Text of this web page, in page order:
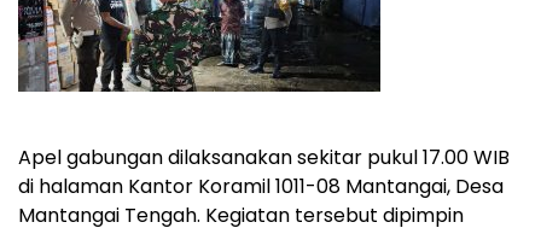
Apel gabungan dilaksanakan sekitar pukul 17.00 WIB
di halaman Kantor Koramil 1011-08 Mantangai, Desa
Mantangai Tengah. Kegiatan tersebut dipimpin